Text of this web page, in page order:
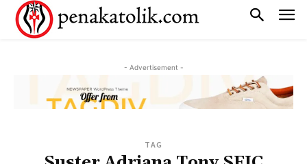
- Advertisement -
TAG